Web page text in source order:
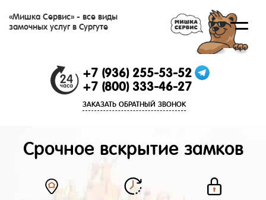
«Мишка Сервис» - все виды
замочных услуг в Сургуте
+7 (936) 255-53-52
+7 (800) 333-46-27
ЗАКАЗАТЬ ОБРАТНЫЙ ЗВОНОК
Срочное вскрытие замков